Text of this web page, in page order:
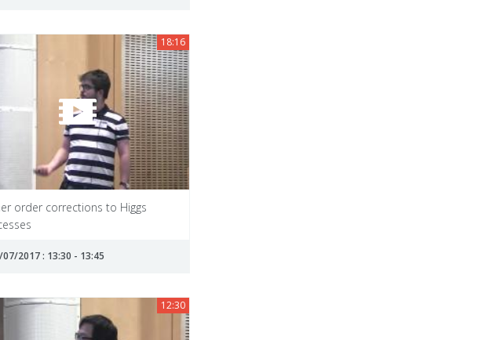
18:16
order corrections to Higgs
2017 : 13:30 - 13:45
12:30